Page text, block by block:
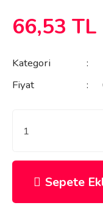
66,53 TL
Kategori
Fiyat
Sepete